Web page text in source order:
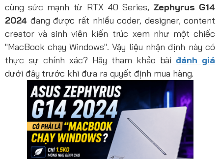
cùng sức mạnh từ RTX 40 Series, Zephyrus G14
2024 đang được rất nhiều coder, designer, content
creator và sinh viên kiến trúc xem như một chiếc
"MacBook chạy Windows". Vậy liệu nhận định này có
thực sự chính xác? Hãy tham khảo bài đánh giá
dưới đây trước khi đưa ra quyết định mua hàng.